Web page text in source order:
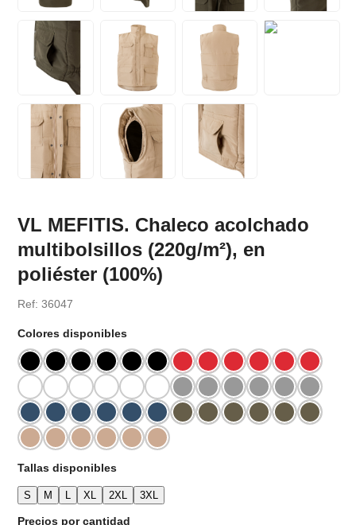
VL MEFITIS. Chaleco acolchado
multibolsillos (220g/m²), en
poliéster (100%)
Ref: 36047
Colores disponibles
Tallas disponibles
S M L XL 2XL 3XL
Precios por cantidad